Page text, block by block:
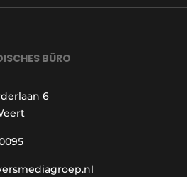
BÜRO
6